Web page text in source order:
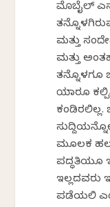
ಮೊಬೈಲ್
ಮತ್ತು
ಮತ್ತು
ತನ್ನೊಳಗೂ
ಯಾರೂ
ಕಂಡಿರಲಿಲ್ಲ.
ಮೂಲಕ
ಪದ್ಧತಿಯೂ
ಇಲ್ಲದವರು
ಪಡೆಯಲಿ